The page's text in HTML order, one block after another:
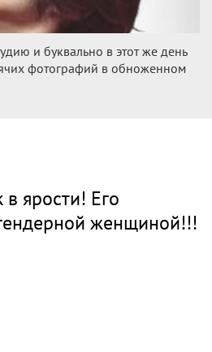
и буквально в этот же день
фотографий в обноженном
ярости! Его
женщиной!!!